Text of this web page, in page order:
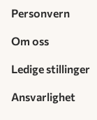
Personvern
Om oss
Ledige stillinger
Ansvarlighet